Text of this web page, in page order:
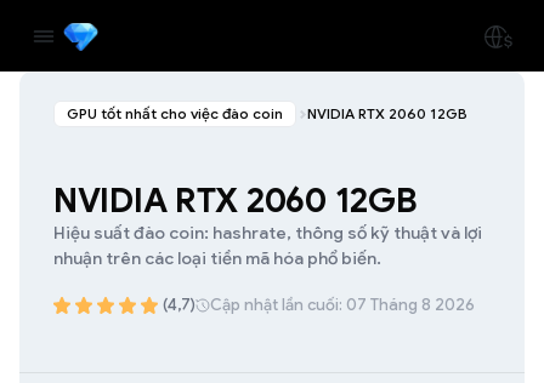
GPU tốt nhất cho việc đào coin NVIDIA RTX 2060 12GB
NVIDIA RTX 2060 12GB
Hiệu suất đào coin: hashrate, thông số kỹ thuật và lợi
nhuận trên các loại tiền mã hóa phổ biến.
(4,7) Cập nhật lần cuối: 07 Tháng 8 2026